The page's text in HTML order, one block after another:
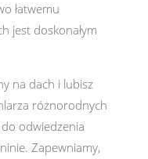
łatwemu
jest doskonałym
na dach i lubisz
różnorodnych
odwiedzenia
Zapewniamy,